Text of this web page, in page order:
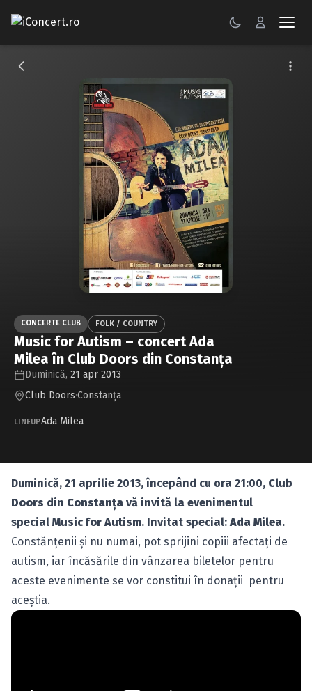
CONCERTE
Caută în site...
CONCERTE CLUB FOLK / COUNTRY
Music for Autism – concert Ada
Milea în Club Doors din Constanţa
Duminică, 21 apr 2013
Club Doors·Constanţa
LINEUPAda Milea
Duminică, 21 aprilie 2013, începând cu ora 21:00, Club
Doors din Constanţa vă invită la evenimentul
special Music for Autism. Invitat special:Ada Milea.
Constănţenii şi nu numai, pot sprijini copiii afectaţi de
autism, iar încăsările din vânzarea biletelor pentru
aceste evenimente se vor constitui în donaţii pentru
aceştia.